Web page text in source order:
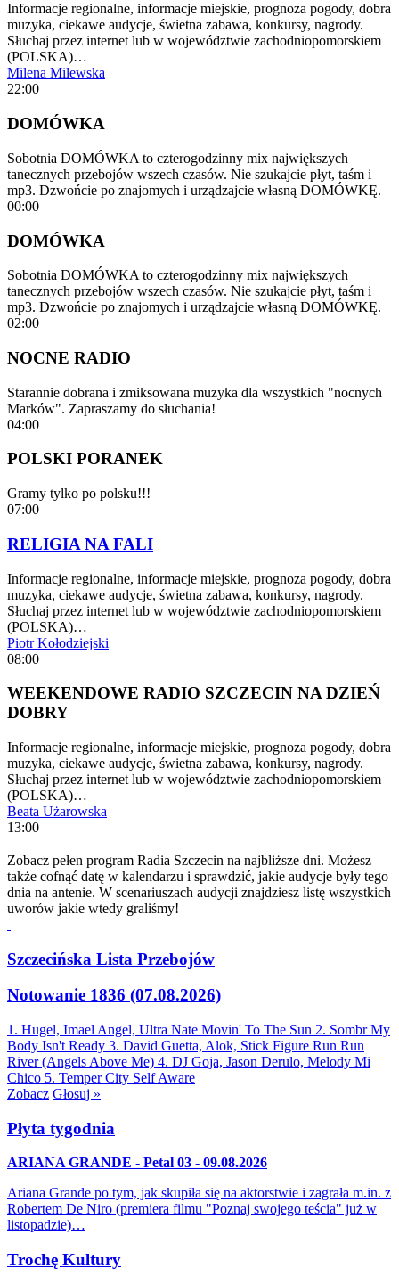
Informacje regionalne, informacje miejskie, prognoza pogody, dobra
muzyka, ciekawe audycje, świetna zabawa, konkursy, nagrody.
Słuchaj przez internet lub w województwie zachodniopomorskiem
(POLSKA)…
Milena Milewska
22:00
DOMÓWKA
Sobotnia DOMÓWKA to czterogodzinny mix największych
tanecznych przebojów wszech czasów. Nie szukajcie płyt, taśm i
mp3. Dzwońcie po znajomych i urządzajcie własną DOMÓWKĘ.
00:00
DOMÓWKA
Sobotnia DOMÓWKA to czterogodzinny mix największych
tanecznych przebojów wszech czasów. Nie szukajcie płyt, taśm i
mp3. Dzwońcie po znajomych i urządzajcie własną DOMÓWKĘ.
02:00
NOCNE RADIO
Starannie dobrana i zmiksowana muzyka dla wszystkich "nocnych
Marków". Zapraszamy do słuchania!
04:00
POLSKI PORANEK
Gramy tylko po polsku!!!
07:00
RELIGIA NA FALI
Informacje regionalne, informacje miejskie, prognoza pogody, dobra
muzyka, ciekawe audycje, świetna zabawa, konkursy, nagrody.
Słuchaj przez internet lub w województwie zachodniopomorskiem
(POLSKA)…
Piotr Kołodziejski
08:00
WEEKENDOWE RADIO SZCZECIN NA DZIEŃ
DOBRY
Informacje regionalne, informacje miejskie, prognoza pogody, dobra
muzyka, ciekawe audycje, świetna zabawa, konkursy, nagrody.
Słuchaj przez internet lub w województwie zachodniopomorskiem
(POLSKA)…
Beata Użarowska
13:00
Zobacz pełen program Radia Szczecin na najbliższe dni. Możesz
także cofnąć datę w kalendarzu i sprawdzić, jakie audycje były tego
dnia na antenie. W scenariuszach audycji znajdziesz listę wszystkich
uworów jakie wtedy graliśmy!
Szczecińska Lista Przebojów
Notowanie 1836 (07.08.2026)
1. Hugel, Imael Angel, Ultra Nate Movin' To The Sun 2. Sombr My
Body Isn't Ready 3. David Guetta, Alok, Stick Figure Run Run
River (Angels Above Me) 4. DJ Goja, Jason Derulo, Melody Mi
Chico 5. Temper City Self Aware
Zobacz Głosuj »
Płyta tygodnia
ARIANA GRANDE - Petal 03 - 09.08.2026
Ariana Grande po tym, jak skupiła się na aktorstwie i zagrała m.in. z
Robertem De Niro (premiera filmu "Poznaj swojego teścia" już w
listopadzie)…
Trochę Kultury